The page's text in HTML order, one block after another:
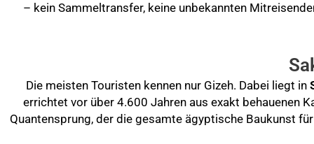
– kein Sammeltransfer, keine unbekannten
Die meisten Touristen kennen nur Gizeh. Dabei liegt in
errichtet vor über 4.600 Jahren aus exakt behauenen
Quantensprung, der die gesamte ägyptische Baukunst